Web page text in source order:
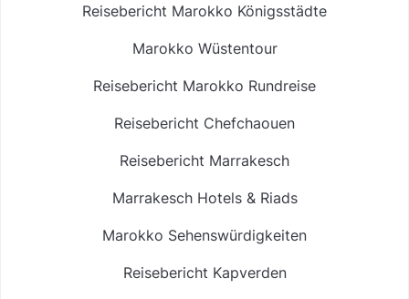
Reisebericht Marokko Königsstädte
Marokko Wüstentour
Reisebericht Marokko Rundreise
Reisebericht Chefchaouen
Reisebericht Marrakesch
Marrakesch Hotels & Riads
Marokko Sehenswürdigkeiten
Reisebericht Kapverden